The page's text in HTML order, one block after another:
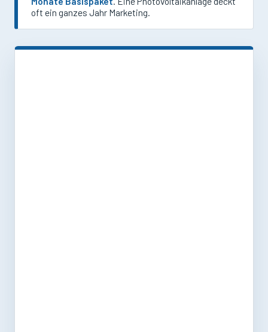
oft ein ganzes Jahr Marketing.